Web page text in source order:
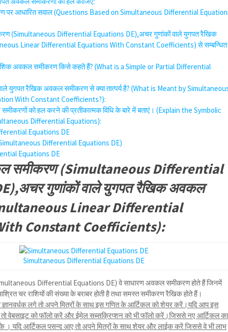
पर आधारित सवाल (Questions Based on Simultaneous Differential
(Simultaneous Differential Equations DE),अचर गुणांकों वाले युगपत रैखिक
Linear Differential Equations With Constant Coefficients) से सम्बन्धित
अवकल समीकरण किसे कहते हैं? (What is a Simple or Partial Differential
युगपत रैखिक अवकल समीकरण से क्या तात्पर्य है? (What is Meant by
With Constant Coefficients?):
को हल करने की प्रतीकात्मक विधि के बारे में बताएं। (Explain the Symbolic
Differential Equations):
Equations DE
Differential Equations DE)
Equations DE
समीकरण (Simultaneous Differential
गुणांकों वाले युगपत रैखिक अवकल
Linear Differential
Constant Coefficients):
Simultaneous Differential Equations DE
Differential Equations DE) वे साधारण अवकल समीकरण होते हैं जिनमें
चर राशियों की संख्या के बराबर होती है तथा समस्त समीकरण रैखिक होते हैं।
लगे तो अपने मित्रों के साथ इस गणित के आर्टिकल को शेयर करें।यदि आप इस
तो वेबसाइट को फॉलो करें और ईमेल सब्सक्रिप्शन को भी फॉलो करें।जिससे नए आर्टिकल का
। यदि आर्टिकल पसन्द आए तो अपने मित्रों के साथ शेयर और लाईक करें जिससे वे भी लाभ